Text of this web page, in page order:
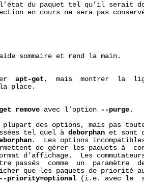
du paquet tel qu’il serait
en cours ne sera pas
sommaire et rend la main.
apt-get ,  mais  montrer  la
place.
remove avec l’option --purge .
plupart des options, mais pas
tel quel à
deborphan et sont
.  Les options
de gérer les paquets à
d’affichage.  Les
passés  comme  un  paramètre
que les paquets de priorité
--priority=optional (i.e. avec le